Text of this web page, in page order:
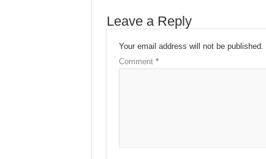
Leave a Reply
Your email address will not be published.
Comment *